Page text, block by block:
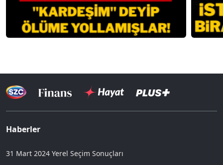
Haberler
31 Mart 2024 Yerel Seçim Sonuçları